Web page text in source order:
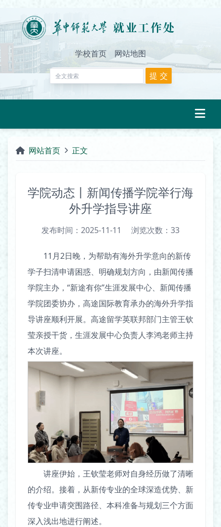
学校首页 网站地图
网站首页 正文
学院动态丨新闻传播学院举行海
外升学指导讲座
发布时间：2025-11-11 浏览次数： 33
11月2日晚，为帮助有海外升学意向的新传
学子扫清申请困惑、明确规划方向，由新闻传播
学院主办，“新途有你”生涯发展中心、新闻传播
学院团委协办，高途国际教育承办的海外升学指
导讲座顺利开展。高途留学英联邦部门主管王钦
莹亲授干货，生涯发展中心负责人李鸿老师主持
本次讲座。
讲座伊始，王钦莹老师对自身经历做了清晰
的介绍。接着，从新传专业的全球深造优势、新
传专业申请突围路径、本科准备与规划三个方面
深入浅出地进行阐述。